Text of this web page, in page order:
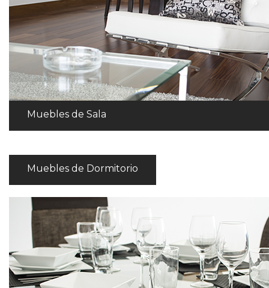
Muebles de Sala
Muebles de Dormitorio